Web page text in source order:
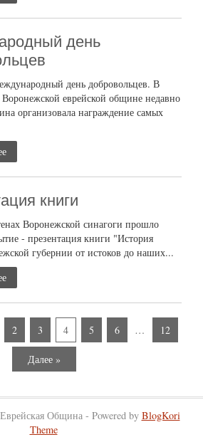
день
день добровольцев. В
Воронежской еврейской общине недавно
организовала награждение самых
книги
Воронежской синагоги прошло
- презентация книги "История
губернии от истоков до наших...
2 3 4 5 6 … 12
Далее »
Община - Powered by BlogKori
Theme